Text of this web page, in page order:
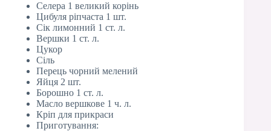
Селера 1 великий корінь
Цибуля ріпчаста 1 шт.
Сік лимонний 1 ст. л.
Вершки 1 ст. л.
Цукор
Сіль
Перець чорний мелений
Яйця 2 шт.
Борошно 1 ст. л.
Масло вершкове 1 ч. л.
Кріп для прикраси
Приготування: